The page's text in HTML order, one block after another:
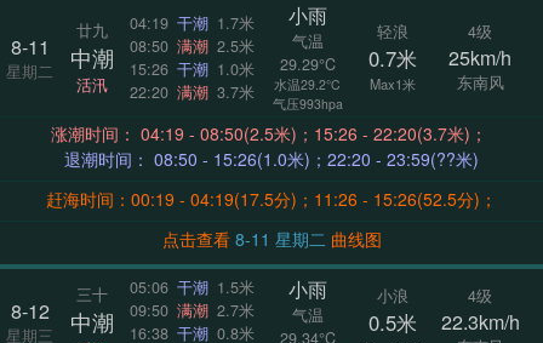
8-11
星期二
廿九
中潮
活汛
04:19 干潮 1.7米
08:50 满潮 2.5米
15:26 干潮 1.0米
22:20 满潮 3.7米
小雨
气温
29.29°C
水温29.2°C
气压993hpa
轻浪
0.7米
Max1米
4级
25km/h
东南风
涨潮时间： 04:19 - 08:50(2.5米)；15:26 - 22:20(3.7米)；
退潮时间： 08:50 - 15:26(1.0米)；22:20 - 23:59(??米)
赶海时间：00:19 - 04:19(17.5分)；11:26 - 15:26(52.5分)；
点击查看
8-11 星期二 曲线图
8-12
星期三
三十
中潮
05:06 干潮 1.5米
09:50 满潮 2.7米
16:38 干潮 0.8米
小雨
气温
29.34°C
小浪
0.5米
4级
22.3km/h